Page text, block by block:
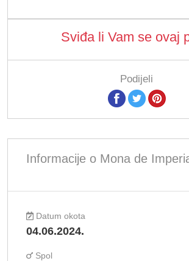
Sviđa li Vam se ovaj
Podijeli
Informacije o Mona de
Datum okota
04.06.2024.
Spol